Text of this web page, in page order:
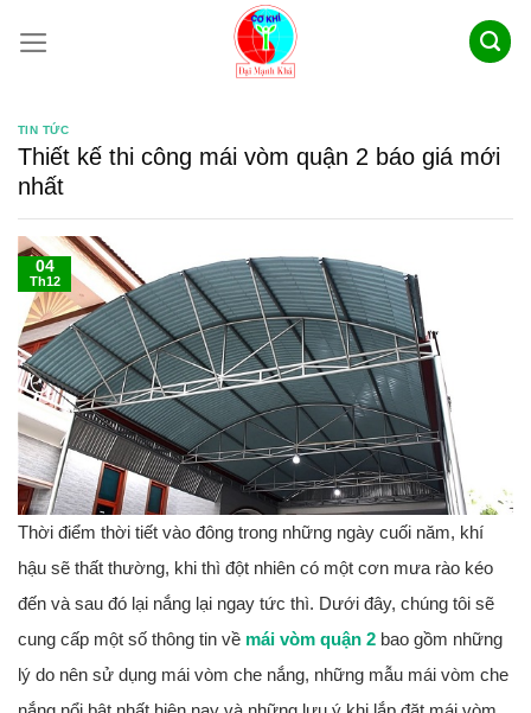
TIN TỨC
Thiết kế thi công mái vòm quận 2 báo giá mới
nhất
04
Th12
Thời điểm thời tiết vào đông trong những ngày cuối năm, khí
hậu sẽ thất thường, khi thì đột nhiên có một cơn mưa rào kéo
đến và sau đó lại nắng lại ngay tức thì. Dưới đây, chúng tôi sẽ
cung cấp một số thông tin về mái vòm quận 2 bao gồm những
lý do nên sử dụng mái vòm che nắng, những mẫu mái vòm che